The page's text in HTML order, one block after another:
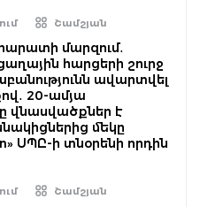
Շամշյան
մարզում․
հարցերի շուրջ
ավարտվել
20-ամյա
վնասվածքներ է
մեկը
ՍՊԸ-ի տնօրենի որդին
Շամշյան